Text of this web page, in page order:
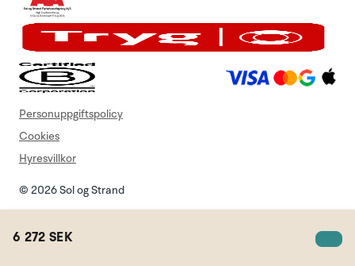
6 272 SEK
© 2026 Sol og Strand
Personuppgiftspolicy
Cookies
Hyresvillkor